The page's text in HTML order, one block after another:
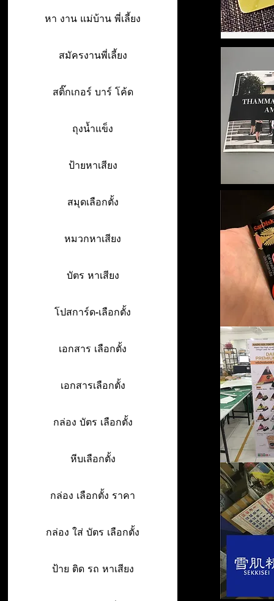
หา งาน แม่บ้าน พี่เลี้ยง
สมัครงานพี่เลี้ยง
สติ๊กเกอร์ บาร์ โค้ด
ถุงน้ำแข็ง
ป้ายหาเสียง
สมุดเลือกตั้ง
หมวกหาเสียง
บัตร หาเสียง
โปสการ์ด-เลือกตั้ง
เอกสาร เลือกตั้ง
เอกสารเลือกตั้ง
กล่อง บัตร เลือกตั้ง
หีบเลือกตั้ง
กล่อง เลือกตั้ง ราคา
กล่อง ใส่ บัตร เลือกตั้ง
ป้าย ติด รถ หาเสียง